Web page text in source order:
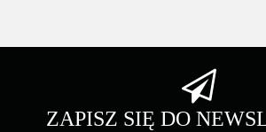
ZAPISZ SIĘ DO